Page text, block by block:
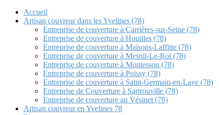
Accueil
Artisan couvreur dans les Yvelines (78)
Entreprise de couverture à Carrières-sur-Seine (78)
Entreprise de couverture à Houilles (78)
Entreprise de couverture à Maisons-Laffitte (78)
Entreprise de couverture à Mesnil-Le-Roi (78)
Entreprise de couverture à Montesson (78)
Entreprise de couverture à Poissy (78)
Entreprise de couverture à Saint-Germain-en-Laye (78)
Entreprise de Couverture à Sartrouville (78)
Entreprise de couverture au Vésinet (78)
Artisan couvreur en Yvelines 78